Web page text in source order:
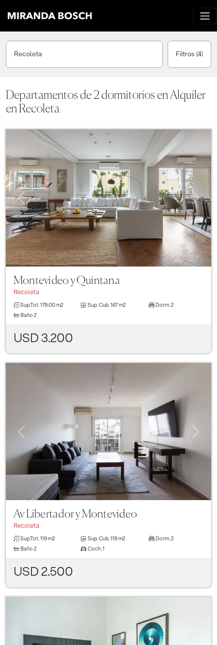
Recoleta Filtros (4)
Departamentos de 2 dormitorios en Alquiler
en Recoleta
Previous
Montevideo y Quintana
Recoleta
Sup.Tot. 179.00 m2 Sup. Cub. 167 m2 Dorm. 2
Baño 2
USD 3.200
Previous
Av Libertador y Montevideo
Recoleta
Sup.Tot.119 m2 Sup. Cub. 119 m2 Dorm. 2
Baño 2 Coch. 1
USD 2.500